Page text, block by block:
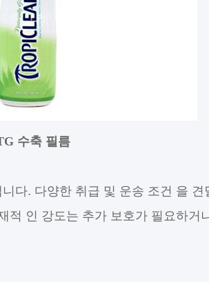
수축 필름
다. 다양한 취급 및 운송 조건 을 견
적 인 강도는 추가 보호가 필요하거